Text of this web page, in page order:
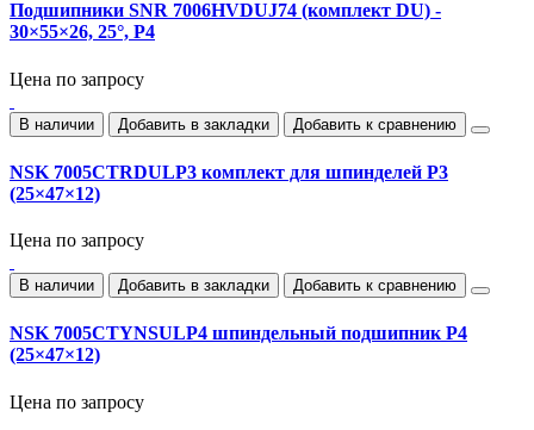
Подшипники SNR 7006HVDUJ74 (комплект DU) -
30×55×26, 25°, P4
Цена по запросу
В наличии Добавить в закладки Добавить к сравнению
NSK 7005CTRDULP3 комплект для шпинделей P3
(25×47×12)
Цена по запросу
В наличии Добавить в закладки Добавить к сравнению
NSK 7005CTYNSULP4 шпиндельный подшипник P4
(25×47×12)
Цена по запросу